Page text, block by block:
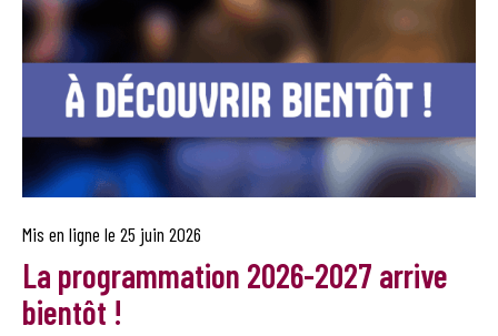
Mis en ligne le 25 juin 2026
La programmation 2026-2027 arrive
bientôt !